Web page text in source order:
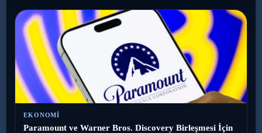
EKONOMI
Paramount ve Warner Bros. Discovery Birleşmesi İçin